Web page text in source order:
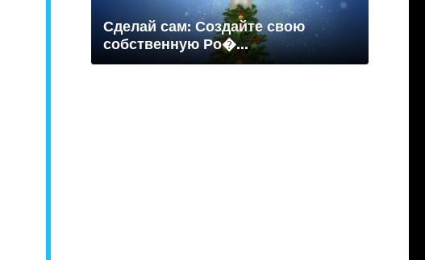
Сделай сам: Создайте свою
собственную Ро�...